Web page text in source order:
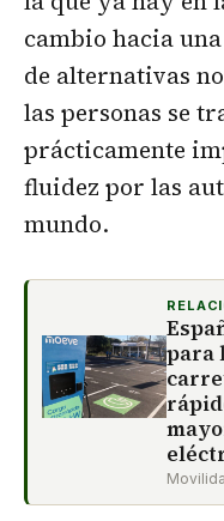
cambio hacia una
de alternativas
las personas se
prácticamente
fluidez por las
mundo.
para